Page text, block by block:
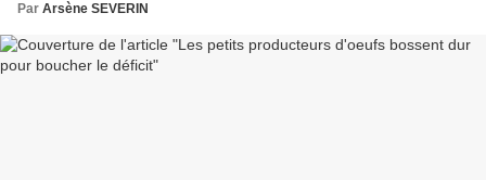
Par Arsène SEVERIN